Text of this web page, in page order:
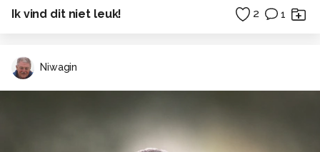
Ik vind dit niet leuk! 2 1
Niwagin